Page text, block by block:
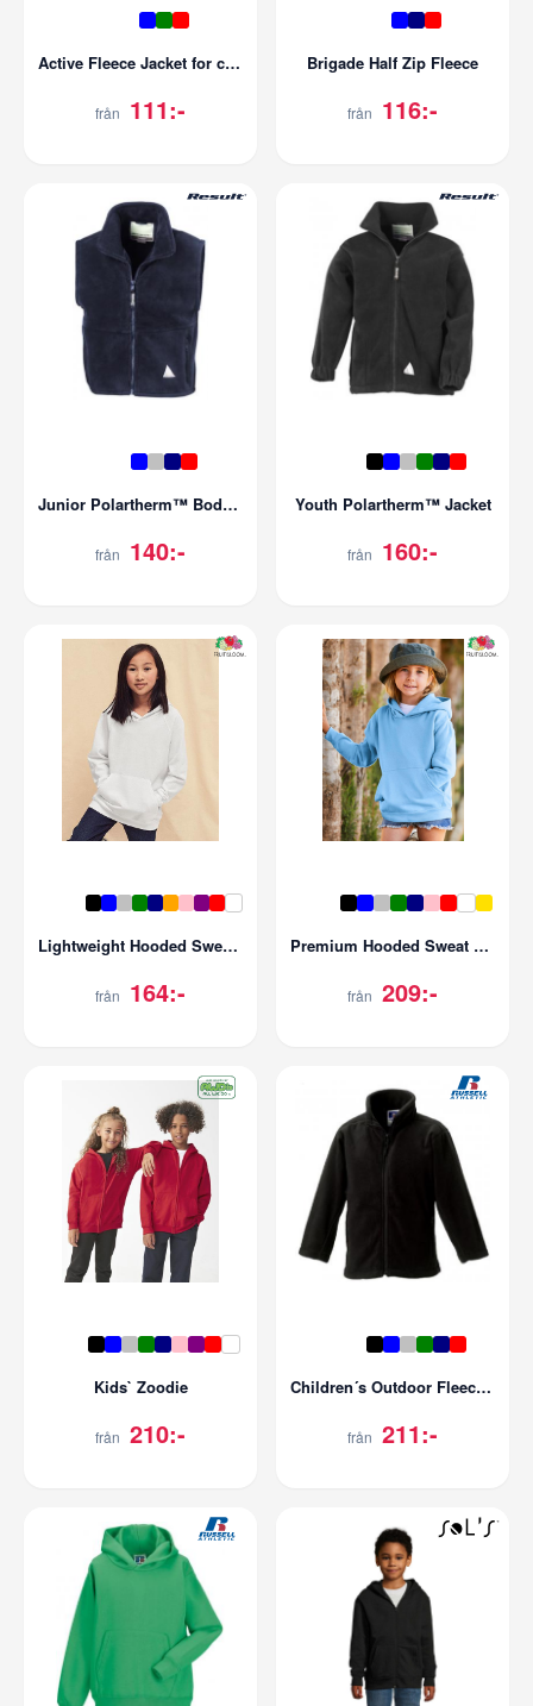
Active Fleece Jacket for children
från 111:-
Brigade Half Zip Fleece
från 116:-
Junior Polartherm™ Bodywarmer
från 140:-
Youth Polartherm™ Jacket
från 160:-
Lightweight Hooded Sweat Kids
från 164:-
Premium Hooded Sweat Kids
från 209:-
Kids` Zoodie
från 210:-
Children´s Outdoor Fleece Jacket
från 211:-